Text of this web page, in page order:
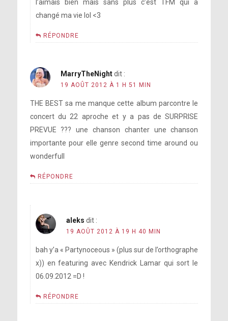
l’aimais bien mais sans plus c’est TFM qui a
changé ma vie lol <3
RÉPONDRE
MarryTheNight dit :
19 AOÛT 2012 À 1 H 51 MIN
THE BEST sa me manque cette album parcontre le
concert du 22 aproche et y a pas de SURPRISE
PREVUE ??? une chanson chanter une chanson
importante pour elle genre second time around ou
wonderfull
RÉPONDRE
aleks dit :
19 AOÛT 2012 À 19 H 40 MIN
bah y’a « Partynoceous » (plus sur de l’orthographe
x)) en featuring avec Kendrick Lamar qui sort le
06.09.2012 =D !
RÉPONDRE